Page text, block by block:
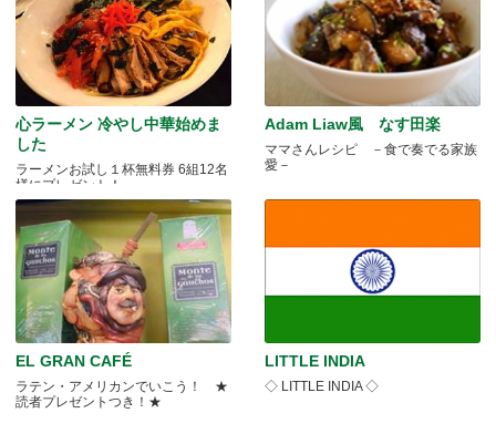
心ラーメン 冷やし中華始めま
した
ラーメンお試し１杯無料券 6組12名
様にプレゼント！
Adam Liaw風 なす田楽
ママさんレシピ －食で奏でる家族
愛－
EL GRAN CAFÉ
ラテン・アメリカンでいこう！ ★
読者プレゼントつき！★
LITTLE INDIA
◇ LITTLE INDIA ◇